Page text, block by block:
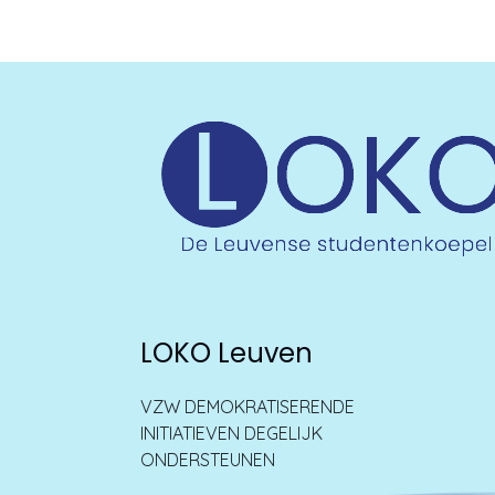
VZW DEMOKRATISERENDE
INITIATIEVEN DEGELIJK
ONDERSTEUNEN
LOKO Leuven